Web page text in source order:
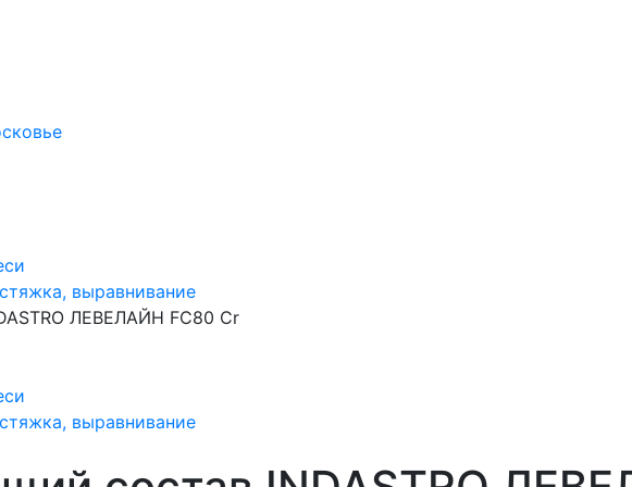
выравнивание
ЛЕВЕЛАЙН FC80 Cr
выравнивание